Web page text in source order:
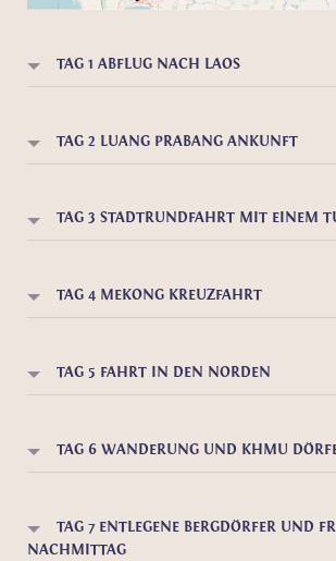
TAG 1 ABFLUG NACH LAOS
TAG 2 LUANG PRABANG ANKUNFT
TAG 3 STADTRUNDFAHRT MIT EINEM
TAG 4 MEKONG KREUZFAHRT
TAG 5 FAHRT IN DEN NORDEN
TAG 6 WANDERUNG UND KHMU
TAG 7 ENTLEGENE BERGDÖRFER UND
NACHMITTAG